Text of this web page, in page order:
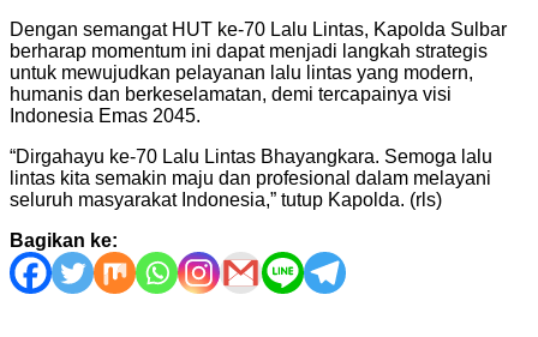
Dengan semangat HUT ke-70 Lalu Lintas, Kapolda Sulbar
berharap momentum ini dapat menjadi langkah strategis
untuk mewujudkan pelayanan lalu lintas yang modern,
humanis dan berkeselamatan, demi tercapainya visi
Indonesia Emas 2045.
“Dirgahayu ke-70 Lalu Lintas Bhayangkara. Semoga lalu
lintas kita semakin maju dan profesional dalam melayani
seluruh masyarakat Indonesia,” tutup Kapolda. (rls)
Bagikan ke: